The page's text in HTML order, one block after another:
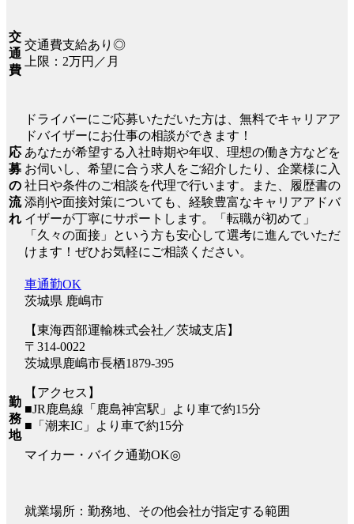
交
通
費
交通費支給あり◎
上限：2万円／月
応
募
の
流
れ
ドライバーにご応募いただいた方は、無料でキャリアア
ドバイザーにお仕事の相談ができます！
あなたが希望する入社時期や年収、理想の働き方などを
お伺いし、希望に合う求人をご紹介したり、企業様に入
社日や条件のご相談を代理で行います。また、履歴書の
添削や面接対策についても、経験豊富なキャリアアドバ
イザーが丁寧にサポートします。「転職が初めて」
「久々の面接」という方も安心して選考に進んでいただ
けます！ぜひお気軽にご相談ください。
勤
務
地
車通勤OK
茨城県 鹿嶋市
【東海西部運輸株式会社／茨城支店】
〒314-0022
茨城県鹿嶋市長栖1879-395
【アクセス】
■JR鹿島線「鹿島神宮駅」より車で約15分
■「潮来IC」より車で約15分
マイカー・バイク通勤OK◎
就業場所：勤務地、その他会社が指定する範囲